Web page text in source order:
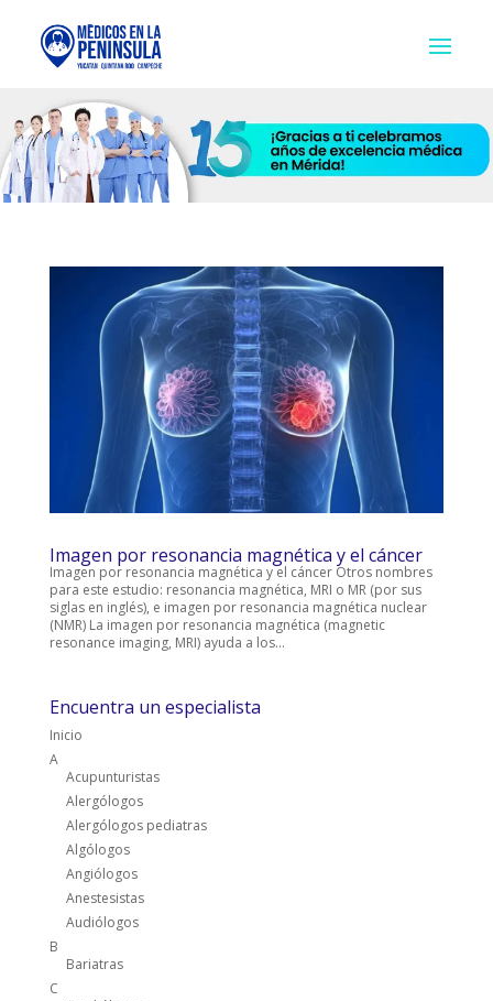
Imagen por resonancia magnética y el cáncer
Imagen por resonancia magnética y el cáncer Otros nombres
para este estudio: resonancia magnética, MRI o MR (por sus
siglas en inglés), e imagen por resonancia magnética nuclear
(NMR) La imagen por resonancia magnética (magnetic
resonance imaging, MRI) ayuda a los...
Encuentra un especialista
Inicio
A
Acupunturistas
Alergólogos
Alergólogos pediatras
Algólogos
Angiólogos
Anestesistas
Audiólogos
B
Bariatras
C